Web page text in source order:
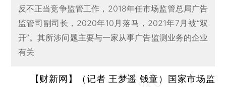
反不正当竞争监管工作，2018年任市场监管总局广告
监管司副司长，2020年10月落马，2021年7月被“双
开”。其所涉问题主要与一家从事广告监测业务的企业
有关
【财新网】（记者 王梦遥 钱童）
国家市场监